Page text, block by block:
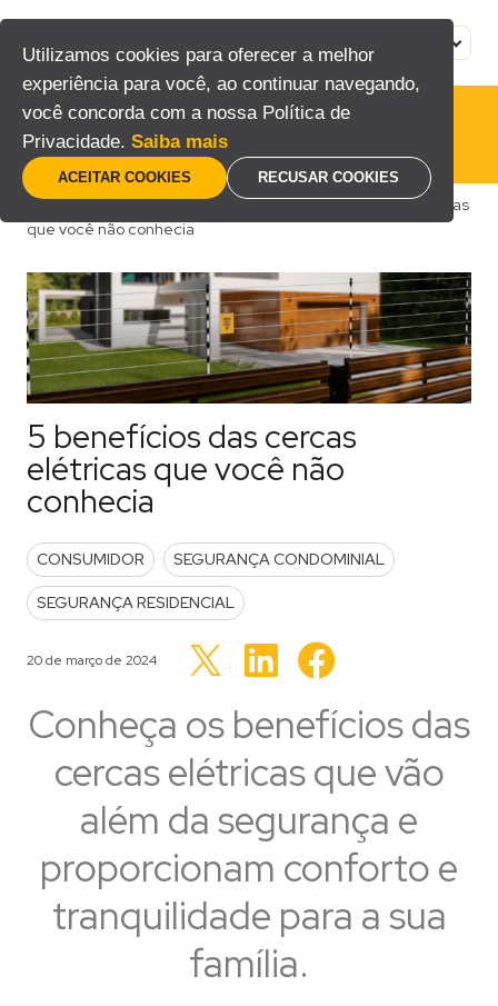
Utilizamos cookies para oferecer a melhor
experiência para você, ao continuar navegando,
você concorda com a nossa Política de
Privacidade. Saiba mais
RECUSAR COOKIES
ACEITAR COOKIES
conteúdo
Home/Blog/Consumidor
5 benefícios das cercas elétricas
que você não conhecia
5 benefícios das cercas
elétricas que você não
conhecia
POSTED IN
CONSUMIDOR SEGURANÇA CONDOMINIAL
SEGURANÇA RESIDENCIAL
Publicado em
20 de março de 2024 Clique
compartilhar
em
nova
janela)
Clique
para
compartilhar
nova
janela)
nova
janela)
Conheça os benefícios das
cercas elétricas que vão
além da segurança e
proporcionam conforto e
tranquilidade para a sua
família.